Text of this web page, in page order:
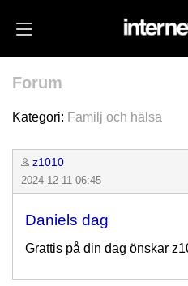
Forum
Kategori: Familj och hälsa
z1010
2024-12-11 06:45
Daniels dag
Grattis på din dag önskar